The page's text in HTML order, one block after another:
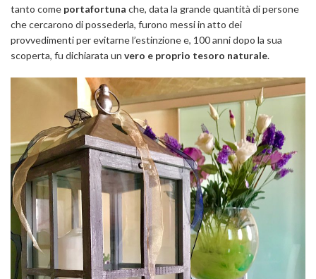
tanto come portafortuna che, data la grande quantità di persone
che cercarono di possederla, furono messi in atto dei
provvedimenti per evitarne l’estinzione e, 100 anni dopo la sua
scoperta, fu dichiarata un vero e proprio tesoro naturale.